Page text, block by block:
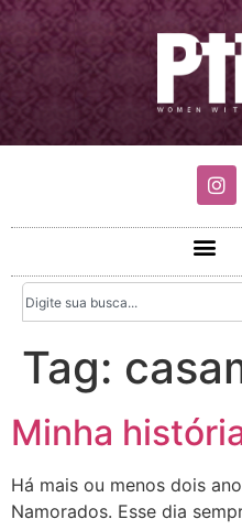
Tag:
Minha
Há mais ou menos dois
Namorados. Esse dia